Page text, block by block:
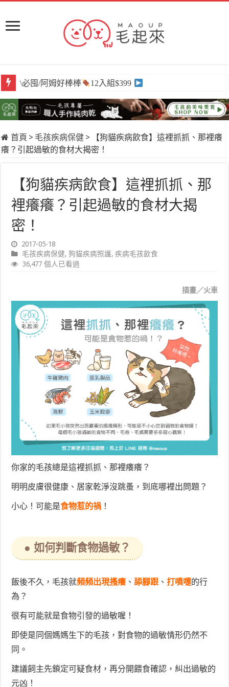
\必囤/阿姆好棒棒 12入組$399
首頁 > 毛孩疾病保健 >
【狗貓疾病飲食】這裡抓抓、那裡癢
癢？引起過敏的食材大揭密！
【狗貓疾病飲食】這裡抓抓、那
裡癢癢？引起過敏的食材大揭
密！
2017-05-18
毛孩疾病保健,狗貓疾病照護,疾病毛孩飲食
36,477 個人已看過
插畫／火車
你家的毛孩總是這裡抓抓、那裡癢癢？
明明皮膚很健康、居家乾淨沒跳蚤，到底哪裡出問題？
小心！可能是食物惹的禍 ！
● 如何判斷食物過敏？
飯後不久，毛孩就頻頻出現搔癢、舔腳跟 、打噴嚏的行
為？
很有可能就是食物引發的過敏喔！
即使是同個媽媽生下的毛孩，對食物的過敏情形仍然不
同。
建議飼主先鎖定可疑食材，再分開餵食確認，糾出過敏的
元凶！